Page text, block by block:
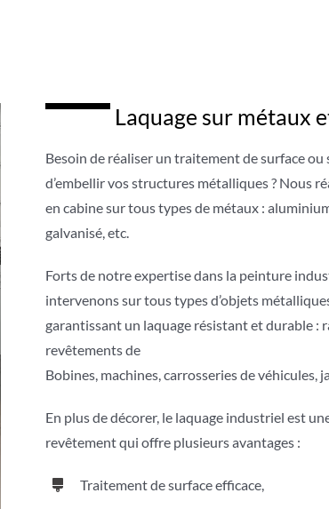
Laquage sur métaux
Besoin de réaliser un traitement de surface
d’embellir vos structures métalliques ? Nous
en cabine sur tous types de métaux :
galvanisé, etc.
Forts de notre expertise dans la peinture
intervenons sur tous types d’objets
garantissant un laquage résistant et durable :
revêtements de
Bobines, machines, carrosseries de véhicules,
En plus de décorer, le laquage industriel est
revêtement qui offre plusieurs avantages :
Traitement de surface efficace,